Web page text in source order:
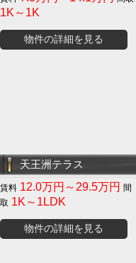
1K～1K
物件の詳細を見る
天王洲テラス
12.0万円～29.5万円
1K～1LDK
物件の詳細を見る